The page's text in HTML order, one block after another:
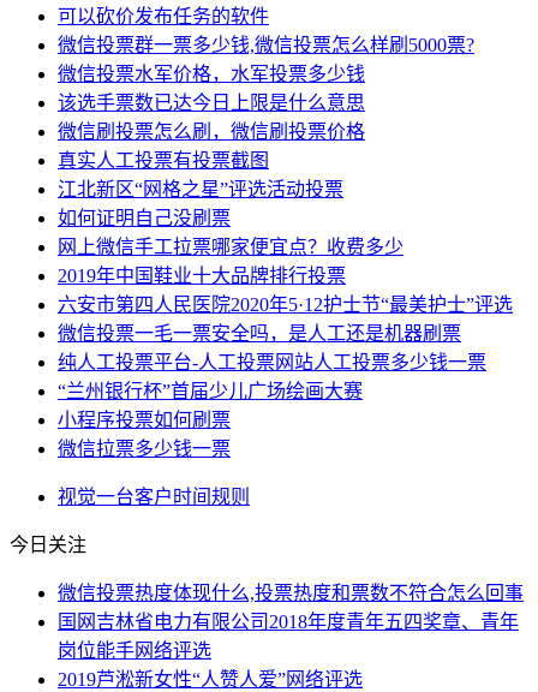
可以砍价发布任务的软件
微信投票群一票多少钱,微信投票怎么样刷5000票?
微信投票水军价格，水军投票多少钱
该选手票数已达今日上限是什么意思
微信刷投票怎么刷，微信刷投票价格
真实人工投票有投票截图
江北新区“网格之星”评选活动投票
如何证明自己没刷票
网上微信手工拉票哪家便宜点？收费多少
2019年中国鞋业十大品牌排行投票
六安市第四人民医院2020年5·12护士节“最美护士”评选
微信投票一毛一票安全吗，是人工还是机器刷票
纯人工投票平台-人工投票网站人工投票多少钱一票
“兰州银行杯”首届少儿广场绘画大赛
小程序投票如何刷票
微信拉票多少钱一票
视觉一台客户 时间规则
今日关注
微信投票热度体现什么,投票热度和票数不符合怎么回事
国网吉林省电力有限公司2018年度青年五四奖章、青年
岗位能手网络评选
2019芦淞新女性“人赞人爱”网络评选